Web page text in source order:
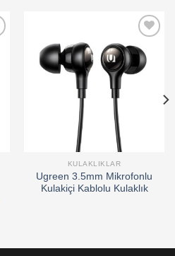
Add to
wishlist
KULAKLIKLAR
Ugreen 3.5mm Mikrofonlu
Kulakiçi Kablolu Kulaklık